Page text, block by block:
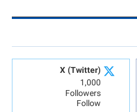
X (Twitter)
1,000
Followers
Follow